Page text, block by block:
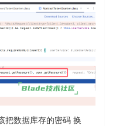
把数据库存的密码 换